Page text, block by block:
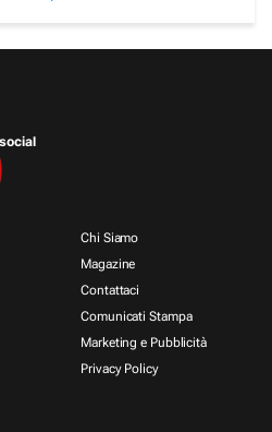
Chi Siamo
Magazine
Contattaci
Comunicati Stampa
Marketing e Pubblicità
Privacy Policy